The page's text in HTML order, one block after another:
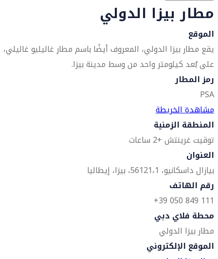
مطار بيزا الدولي
الموقع
يقع مطار بيزا الدولي، المعروف أيضًا باسم مطار غاليليو غاليلي،
على بُعد كيلومتر واحد من وسط مدينة بيزا.
رمز المطار
PSA
مشاهدة الخريطة
المنطقة الزمنية
توقيت غرينتش +2 ساعات
العنوان
بيازال داسكانيو، 1،
56121، بيزا، إيطاليا
رقم الهاتف
111 849 050 39+
محطة فلاي دبي
مطار بيزا الدولي
الموقع الإلكتروني